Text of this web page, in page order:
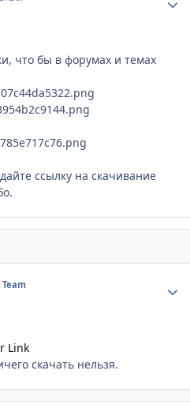
что бы в форумах и темах
ссылку на скачивание
Team
Link
скачать нельзя.